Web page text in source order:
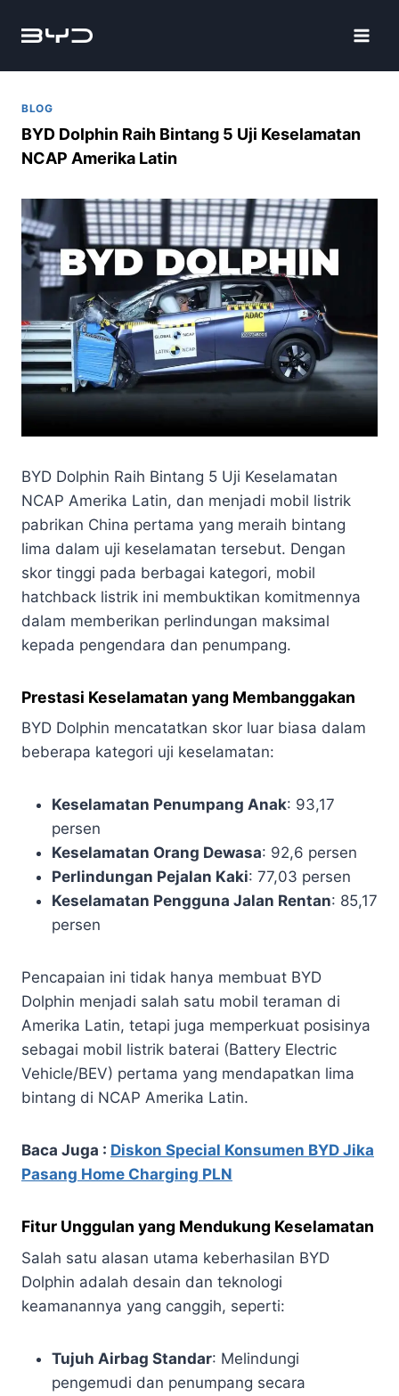
BLOG
BYD Dolphin Raih Bintang 5 Uji Keselamatan
NCAP Amerika Latin
BYD Dolphin Raih Bintang 5 Uji Keselamatan
NCAP Amerika Latin, dan menjadi mobil listrik
pabrikan China pertama yang meraih bintang
lima dalam uji keselamatan tersebut. Dengan
skor tinggi pada berbagai kategori, mobil
hatchback listrik ini membuktikan komitmennya
dalam memberikan perlindungan maksimal
kepada pengendara dan penumpang.
Prestasi Keselamatan yang Membanggakan
BYD Dolphin mencatatkan skor luar biasa dalam
beberapa kategori uji keselamatan:
Keselamatan Penumpang Anak: 93,17
persen
Keselamatan Orang Dewasa: 92,6 persen
Perlindungan Pejalan Kaki: 77,03 persen
Keselamatan Pengguna Jalan Rentan: 85,17
persen
Pencapaian ini tidak hanya membuat BYD
Dolphin menjadi salah satu mobil teraman di
Amerika Latin, tetapi juga memperkuat posisinya
sebagai mobil listrik baterai (Battery Electric
Vehicle/BEV) pertama yang mendapatkan lima
bintang di NCAP Amerika Latin.
Baca Juga : Diskon Special Konsumen BYD Jika
Pasang Home Charging PLN
Fitur Unggulan yang Mendukung Keselamatan
Salah satu alasan utama keberhasilan BYD
Dolphin adalah desain dan teknologi
keamanannya yang canggih, seperti:
Tujuh Airbag Standar: Melindungi
pengemudi dan penumpang secara